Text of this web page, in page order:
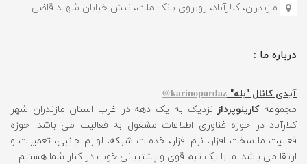
مازندران، کلارآباد، روبروی بانک ملت، نبش خیابان شهید قاضی
درباره ما :
آیدی کانال "بله" karinopardaz@
مجموعهکارینوپرداز نزدیک به یک دهه در غرب استان مازندران شهر
کلارآباد در حوزه فناوری اطلاعات مشغول به فعالیت می باشد. حوزه
فعالیت ما سخت افزار، نرم افزار، خدمات شبکه، لوازم جانبی، تعمیرات و
ارتقا می باشد. ما با یک تیم قوی و پشتیبانی خوب در کنار شما هستیم.